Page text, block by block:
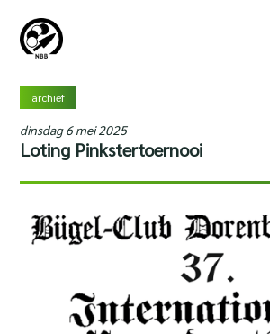
archief
dinsdag 6 mei 2025
Loting Pinkstertoernooi